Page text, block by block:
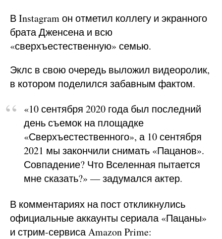
В Instagram он отметил коллегу и экранного
брата Дженсена и всю
«сверхъестественную» семью.
Эклс в свою очередь выложил видеоролик,
в котором поделился забавным фактом.
«10 сентября 2020 года был последний
день съемок на площадке
«Сверхъестественного», а 10 сентября
2021 мы закончили снимать «Пацанов».
Совпадение? Что Вселенная пытается
мне сказать?» — задумался актер.
В комментариях на пост откликнулись
официальные аккаунты сериала «Пацаны»
и стрим-сервиса Amazon Prime: